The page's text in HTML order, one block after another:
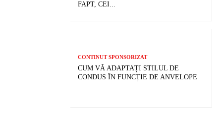
FAPT, CEI...
CONTINUT SPONSORIZAT
CUM VĂ ADAPTAȚI STILUL DE
CONDUS ÎN FUNCȚIE DE ANVELOPE